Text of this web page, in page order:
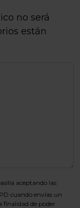
no será
están
aceptando las
cuando envías un
finalidad de poder